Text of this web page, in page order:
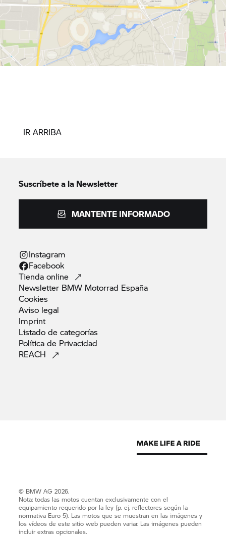
IR ARRIBA
Suscríbete a la Newsletter
MANTENTE INFORMADO
Instagram
Facebook
Tiendaonline
Newsletter BMW Motorrad España
Cookies
Aviso legal
Imprint
Listado decategorías
Política de Privacidad
REACH
© BMW AG 2026.
Nota: todas las motos cuentan exclusivamente con el
equipamiento requerido por la ley (p. ej. reflectores según la
normativa Euro 5). Las motos que se muestran en las imágenes y
los vídeos de este sitio web pueden variar. Las imágenes pueden
incluir extras opcionales.